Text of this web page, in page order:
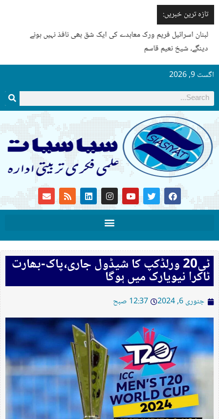
تازہ ترین خبریں:
لبنان اسرائیل فریم ورک معاہدے کی ایک شق بھی نافذ نہیں ہونے
دینگے، شیخ نعیم قاسم
اگست 9, 2026
ٹی20 ورلڈکپ کا شیڈول جاری،پاک-بھارت
ٹاکرا نیویارک میں ہوگا
جنوری 6, 2024 12:37 صبح